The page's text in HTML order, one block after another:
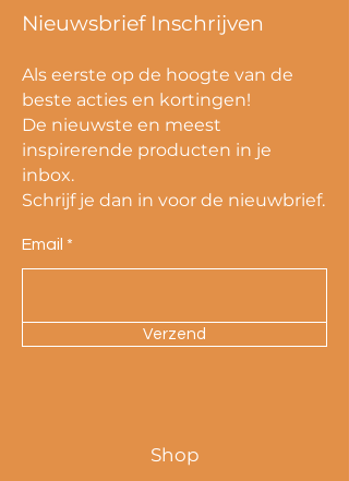
Nieuwsbrief Inschrijven
Als eerste op de hoogte van de
beste acties en kortingen!
De nieuwste en meest
inspirerende producten in je
inbox.
Schrijf je dan in voor de nieuwbrief.
Email
Verzend
Shop